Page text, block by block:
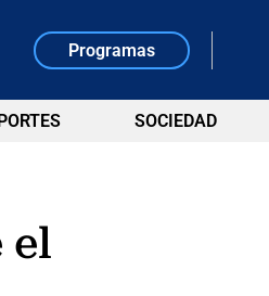
Programas
SOCIEDAD
el